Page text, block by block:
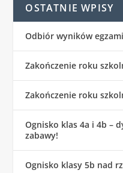
OSTATNIE WPISY
Odbiór wyników
Zakończenie roku
Zakończenie roku
Ognisko klas 4a i 4b –
zabawy!
Ognisko klasy 5b nad